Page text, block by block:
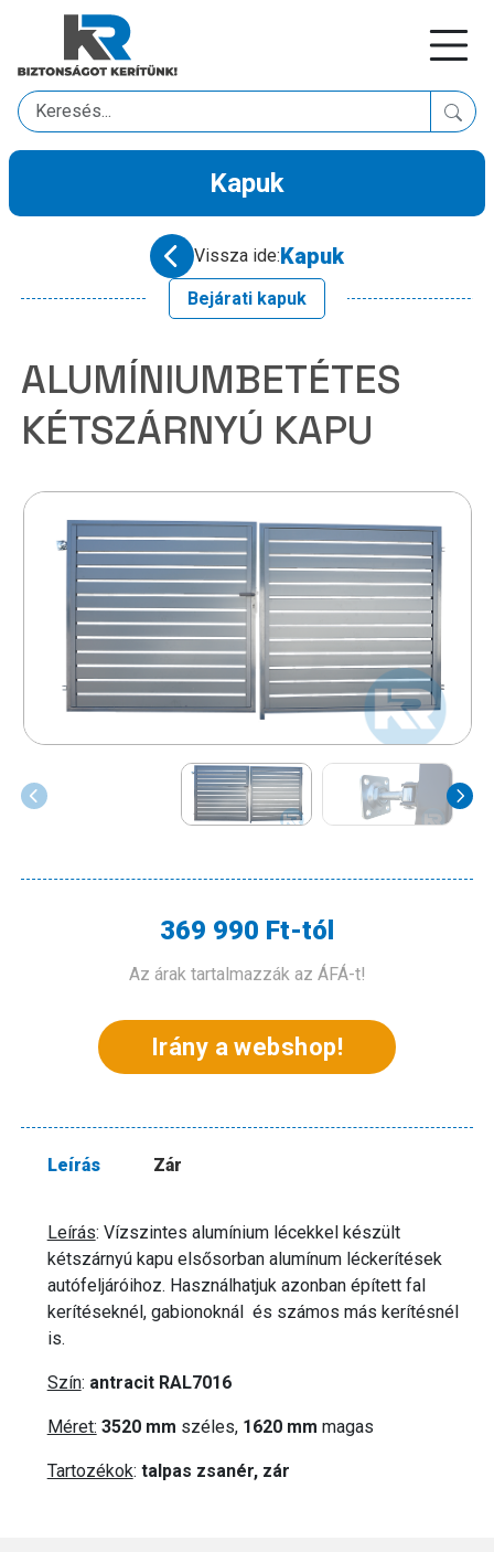
Kapuk
Vissza ide:Kapuk
Bejárati kapuk
ALUMÍNIUMBETÉTES
KÉTSZÁRNYÚ KAPU
369 990 Ft-tól
Az árak tartalmazzák az ÁFÁ-t!
Irány a webshop!
Leírás Zár
Leírás: Vízszintes alumínium lécekkel készült
kétszárnyú kapu elsősorban alumínum léckerítések
autófeljáróihoz. Használhatjuk azonban épített fal
kerítéseknél, gabionoknál és számos más kerítésnél
is.
Szín: antracit RAL7016
Méret: 3520 mm széles, 1620 mm magas
Tartozékok: talpas zsanér, zár